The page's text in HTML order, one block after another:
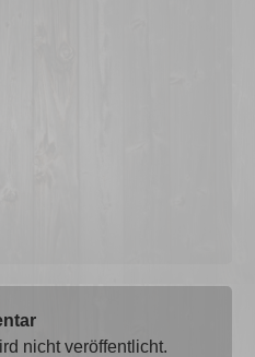
nicht veröffentlicht.